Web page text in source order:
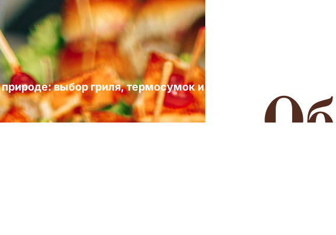
природе: выбор гриля, термосумок и посуды для выездных